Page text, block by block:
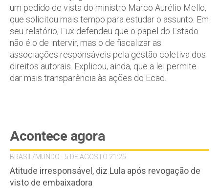
um pedido de vista do ministro Marco Aurélio Mello,
que solicitou mais tempo para estudar o assunto. Em
seu relatório, Fux defendeu que o papel do Estado
não é o de intervir, mas o de fiscalizar as
associações responsáveis pela gestão coletiva dos
direitos autorais. Explicou, ainda, que a lei permite
dar mais transparência às ações do Ecad.
Acontece agora
BRASIL/MUNDO - 5 DE AGOSTO 21:25
Atitude irresponsável, diz Lula após revogação de
visto de embaixadora